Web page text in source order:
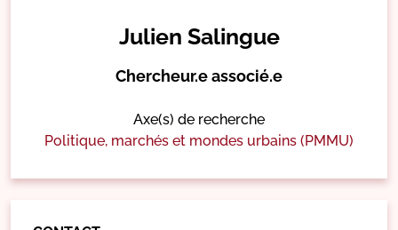
Julien Salingue
Chercheur.e associé.e
Axe(s) de recherche
Politique, marchés et mondes urbains (PMMU)